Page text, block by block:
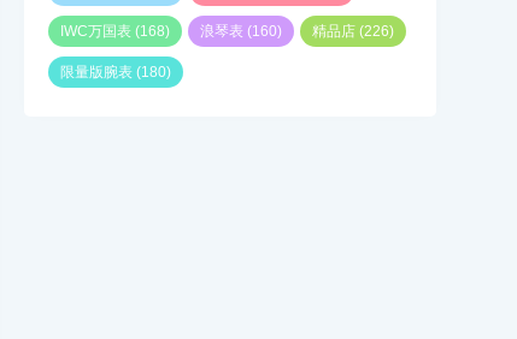
IWC万国表 (168) 浪琴表 (160) 精品店 (226)
限量版腕表 (180)